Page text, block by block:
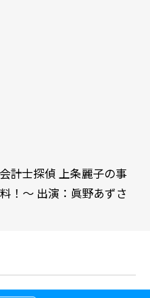
計士探偵 上条麗子の事
！～ 出演：眞野あずさ